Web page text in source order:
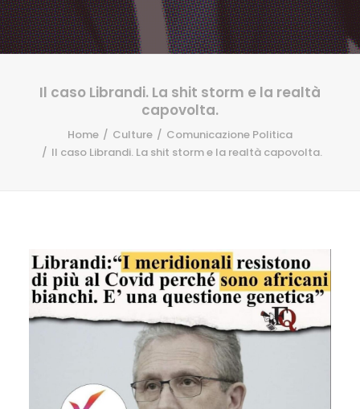
Il caso Librandi. La shit storm e la realtà
capovolta.
Home Culture
Comunicazione Politica
Il caso Librandi. La shit storm e la realtà capovolta.